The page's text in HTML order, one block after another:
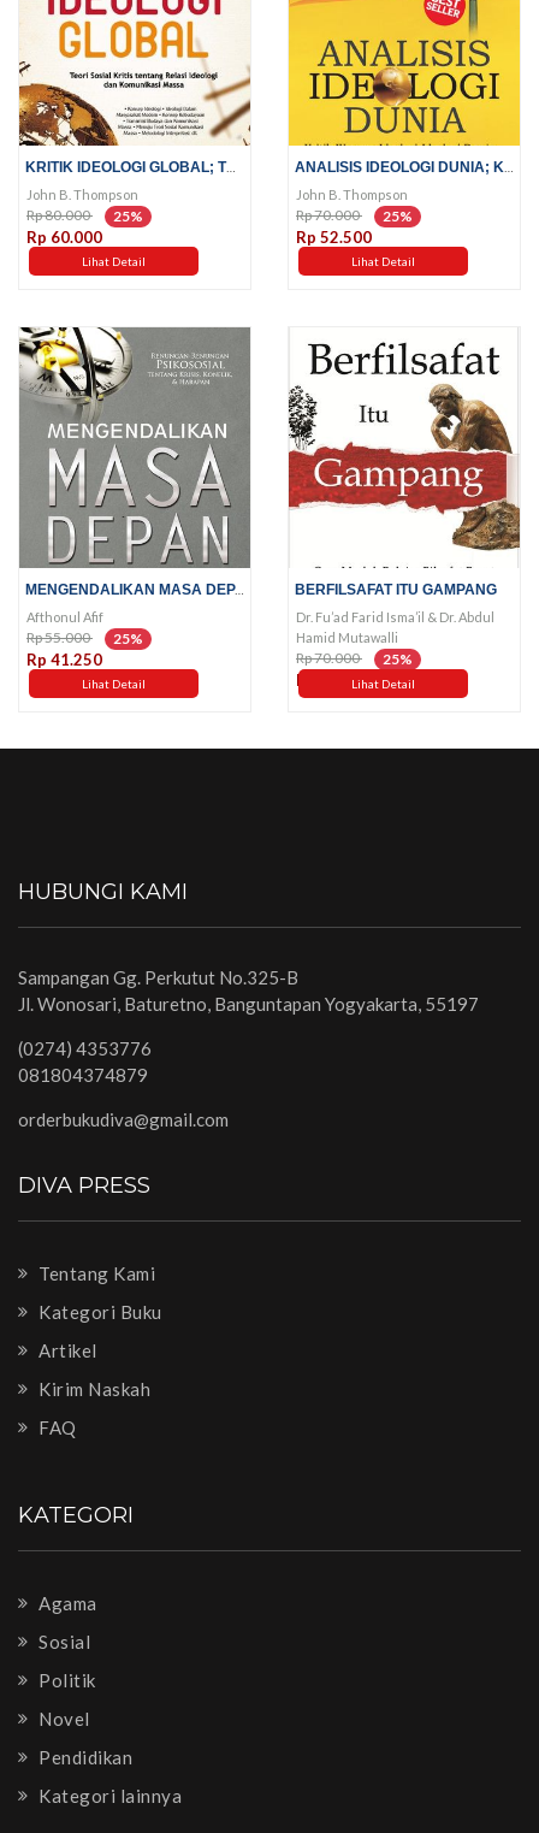
KRITIK IDEOLOGI GLOBAL; TEORI...
John B. Thompson
Rp 80.000 25%
Rp 60.000
Lihat Detail
ANALISIS IDEOLOGI DUNIA; KRITIK...
John B. Thompson
Rp 70.000 25%
Rp 52.500
Lihat Detail
MENGENDALIKAN MASA DEPAN
Afthonul Afif
Rp 55.000 25%
Rp 41.250
Lihat Detail
BERFILSAFAT ITU GAMPANG
Dr. Fu’ad Farid Isma’il & Dr. Abdul
Hamid Mutawalli
Rp 70.000 25%
Rp 52.500Lihat Detail
HUBUNGI KAMI
Sampangan Gg. Perkutut No.325-B
Jl. Wonosari, Baturetno, Banguntapan Yogyakarta, 55197
(0274) 4353776
081804374879
orderbukudiva@gmail.com
DIVA PRESS
Tentang Kami
Kategori Buku
Artikel
Kirim Naskah
FAQ
KATEGORI
Agama
Sosial
Politik
Novel
Pendidikan
Kategori lainnya